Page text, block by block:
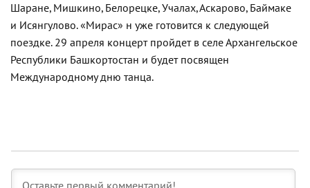
Шаране, Мишкино, Белорецке, Учалах, Аскарово, Баймаке
и Исянгулово. «Мирас» н уже готовится к следующей
поездке. 29 апреля концерт пройдет в селе Архангельское
Республики Башкортостан и будет посвящен
Международному дню танца.